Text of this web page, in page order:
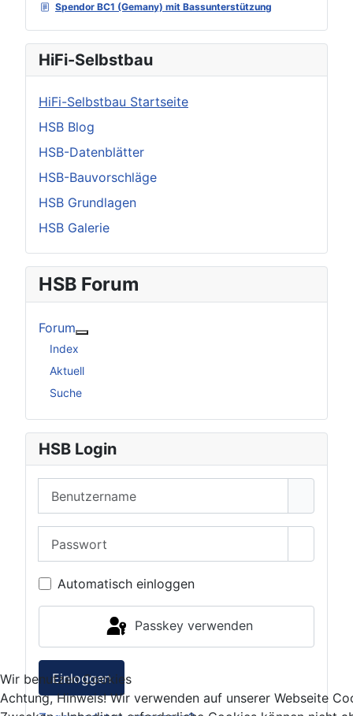
Spendor BC1 (Gemany) mit Bassunterstützung
HiFi-Selbstbau
HiFi-Selbstbau Startseite
HSB Blog
HSB-Datenblätter
HSB-Bauvorschläge
HSB Grundlagen
HSB Galerie
HSB Forum
Forum
Index
Aktuell
Suche
HSB Login
Automatisch einloggen
Passkey verwenden
Einloggen
Wir benutzen Cookies
Achtung, Hinweis! Wir verwenden auf unserer Webseite